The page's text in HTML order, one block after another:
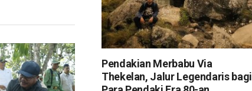
Pendakian Merbabu Via
Thekelan, Jalur Legendaris bagi